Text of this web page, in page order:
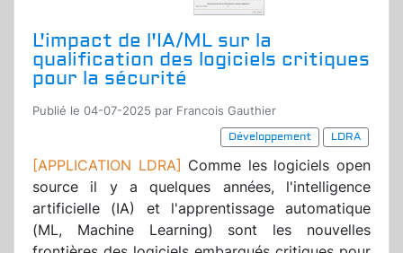
L'impact de l'IA/ML sur la
qualification des logiciels critiques
pour la sécurité
Publié le 04-07-2025 par Francois Gauthier
Développement
LDRA
[APPLICATION LDRA] Comme les logiciels open
source il y a quelques années, l'intelligence
artificielle (IA) et l'apprentissage automatique
(ML, Machine Learning) sont les nouvelles